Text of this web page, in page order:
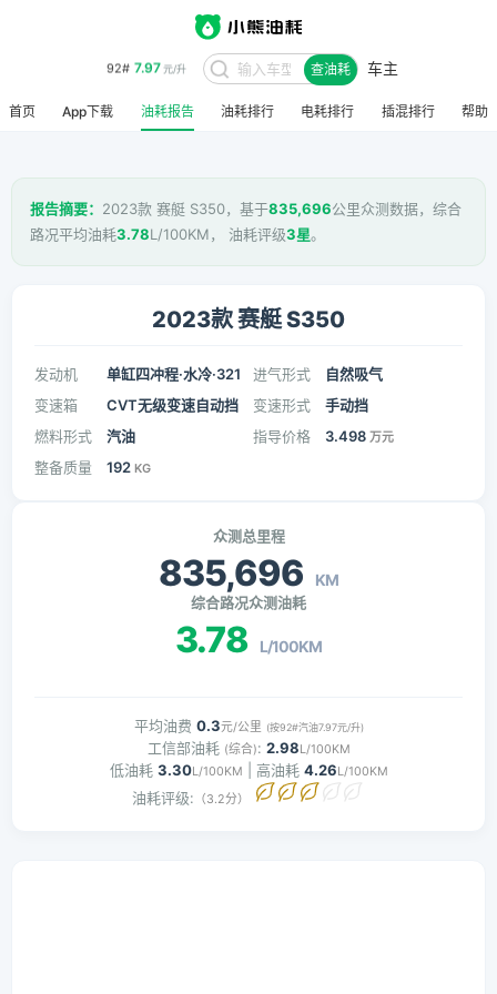
95# 8.48 元/升 查油耗 车主
首页 App下载 油耗报告 油耗排行 电耗排行 插混排行 帮助
报告摘要： 2023款 赛艇 S350，基于835,696公里众测数据，综合
路况平均油耗3.78L/100KM， 油耗评级3星。
2023款 赛艇 S350
发动机 单缸四冲程·水冷·321 进气形式
自然吸气
变速箱
CVT无级变速自动挡 变速形式
手动挡
燃料形式
汽油 指导价格 3.498 万元
整备质量 192 KG
众测总里程
835,696 KM
综合路况众测油耗
3.78 L/100KM
平均油费 0.3元/公里 (按92#汽油7.97元/升)
工信部油耗 (综合): 2.98L/100KM
低油耗 3.30L/100KM | 高油耗 4.26L/100KM
油耗评级: （3.2分）